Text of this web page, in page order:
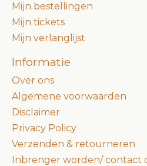
Mijn bestellingen
Mijn tickets
Mijn verlanglijst
Informatie
Over ons
Algemene voorwaarden
Disclaimer
Privacy Policy
Verzenden & retourneren
Inbrenger worden/ contact